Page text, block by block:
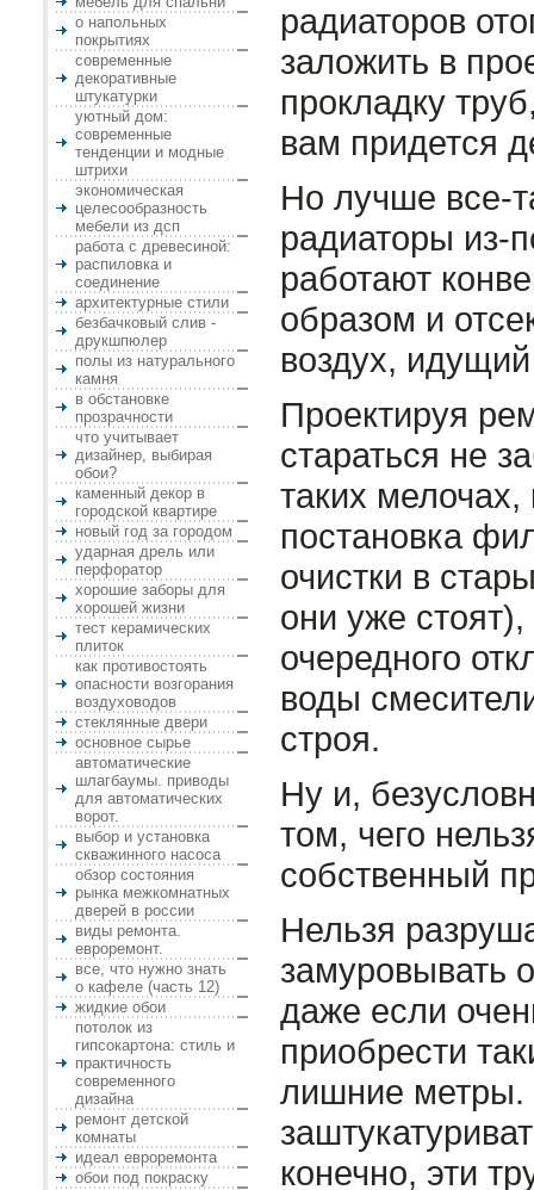
о напольных
покрытиях
современные
декоративные
штукатурки
уютный дом:
современные
тенденции и модные
штрихи
экономическая
целесообразность
мебели из дсп
работа с древесиной:
распиловка и
соединение
архитектурные стили
безбачковый слив -
друкшпюлер
полы из натурального
камня
в обстановке
прозрачности
что учитывает
дизайнер, выбирая
обои?
каменный декор в
городской квартире
новый год за городом
ударная дрель или
перфоратор
хорошие заборы для
хорошей жизни
тест керамических
плиток
как противостоять
опасности возгорания
воздуховодов
стеклянные двери
основное сырье
автоматические
шлагбаумы. приводы
для автоматических
ворот.
выбор и установка
скважинного насоса
обзор состояния
рынка межкомнатных
дверей в россии
виды ремонта.
евроремонт.
все, что нужно знать
о кафеле (часть 12)
жидкие обои
потолок из
гипсокартона: стиль и
практичность
современного
дизайна
ремонт детской
комнаты
идеал евроремонта
обои под покраску
радиаторов
заложить в
прокладку
вам придется
Но лучше все-
радиаторы из-
работают
образом и
воздух,
Проектируя
стараться не
таких
постановка
очистки в
они уже
очередного
воды
строя.
Ну и,
том, чего
собственный
Нельзя
замуровывать
даже если
приобрести
лишние метры.
конечно, эти